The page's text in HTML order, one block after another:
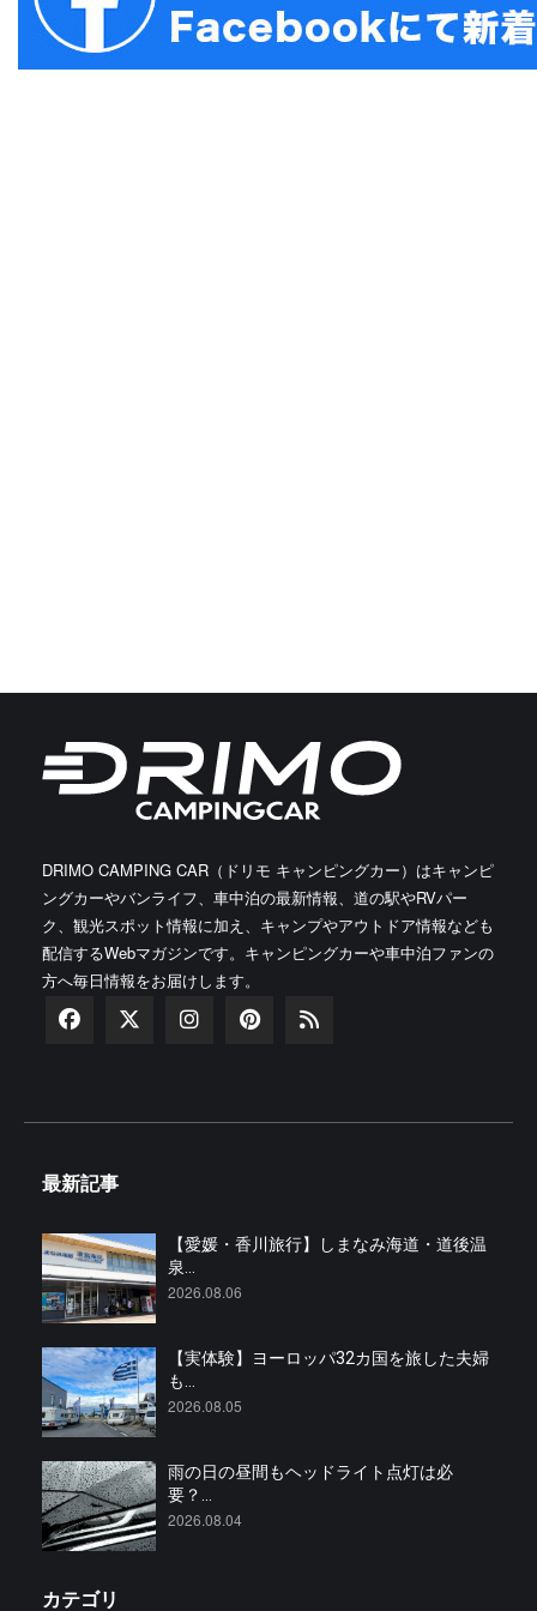
DRIMO CAMPING CAR（ドリモ キャンピングカー）はキャンピ
ングカーやバンライフ、車中泊の最新情報、道の駅やRVパー
ク、観光スポット情報に加え、キャンプやアウトドア情報なども
配信するWebマガジンです。キャンピングカーや車中泊ファンの
方へ毎日情報をお届けします。
最新記事
【愛媛・香川旅行】しまなみ海道・道後温
泉...
2026.08.06
【実体験】ヨーロッパ32カ国を旅した夫婦
も...
2026.08.05
雨の日の昼間もヘッドライト点灯は必
要？...
2026.08.04
カテゴリ